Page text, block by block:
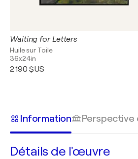
Waiting for Letters
Huile sur Toile
36x24in
2 190 $US
Information Perspective
Détails de l'œuvre